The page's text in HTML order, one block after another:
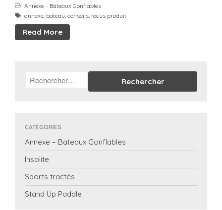
Annexe - Bateaux Gonflables
annexe bateau conseils focus produit
Read More
CATÉGORIES
Annexe – Bateaux Gonflables
Insolite
Sports tractés
Stand Up Paddle